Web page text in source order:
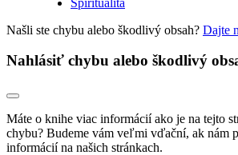
Našli ste chybu alebo škodlivý obsah? Dajte
Nahlásiť chybu alebo škodlivý
Máte o knihe viac informácií ako je na tejto
chybu? Budeme vám veľmi vďační, ak nám
informácií na našich stránkach.